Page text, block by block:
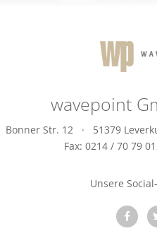
wavepoint
Bonner Str. 12 · 51379
Fax: 0214 / 70 79
Unsere